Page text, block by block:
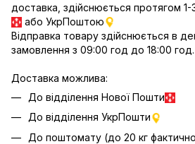
доставка, здійснюється протягом
або УкрПоштою
Відправка товару здійснюється в
замовлення з 09:00 год до 18:00 год.
Доставка можлива:
До відділення Нової Пошти
До відділення УкрПошти
До поштомату (до 20 кг